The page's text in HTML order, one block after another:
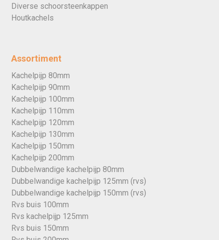
Diverse schoorsteenkappen
Houtkachels
Assortiment
Kachelpijp 80mm
Kachelpijp 90mm
Kachelpijp 100mm
Kachelpijp 110mm
Kachelpijp 120mm
Kachelpijp 130mm
Kachelpijp 150mm
Kachelpijp 200mm
Dubbelwandige kachelpijp 80mm
Dubbelwandige kachelpijp 125mm (rvs)
Dubbelwandige kachelpijp 150mm (rvs)
Rvs buis 100mm
Rvs kachelpijp 125mm
Rvs buis 150mm